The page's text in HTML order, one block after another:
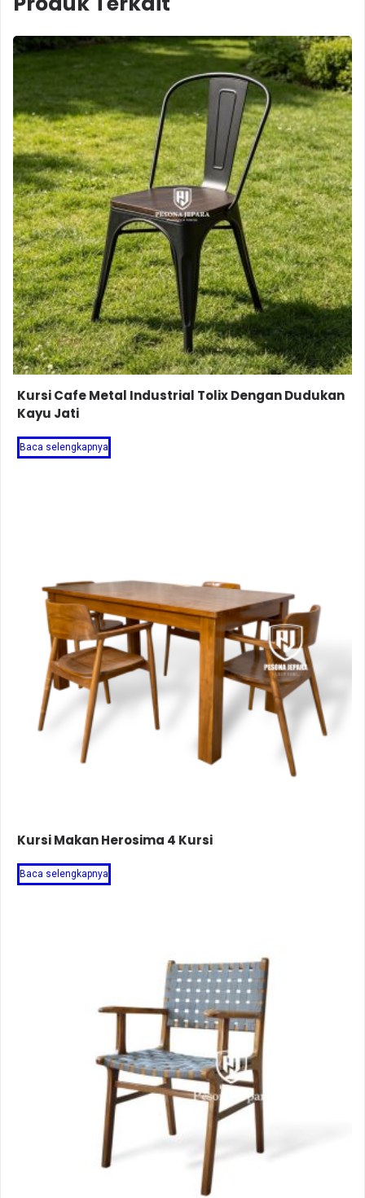
Kursi Cafe Metal Industrial Tolix Dengan Dudukan
Kayu Jati
Baca selengkapnya
Kursi Makan Herosima 4 Kursi
Baca selengkapnya